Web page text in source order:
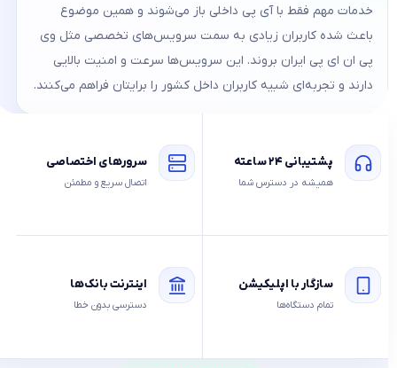
خدمات مهم فقط با آی پی داخلی باز می‌شوند و همین موضوع
باعث شده کاربران زیادی به سمت سرویس‌های تخصصی مثل وی
پی ان ای پی ایران بروند. این سرویس‌ها سرعت و امنیت بالایی
دارند و تجربه‌ای شبیه کاربران داخل کشور را برایتان فراهم می‌کنند.
پشتیبانی ۲۴ ساعته
همیشه در دسترس شما
سرورهای اختصاصی
اتصال سریع و مطمئن
سازگار با اپلیکیشن
تمام دستگاه‌ها
اینترنت بانک‌ها
دسترسی بدون خطا